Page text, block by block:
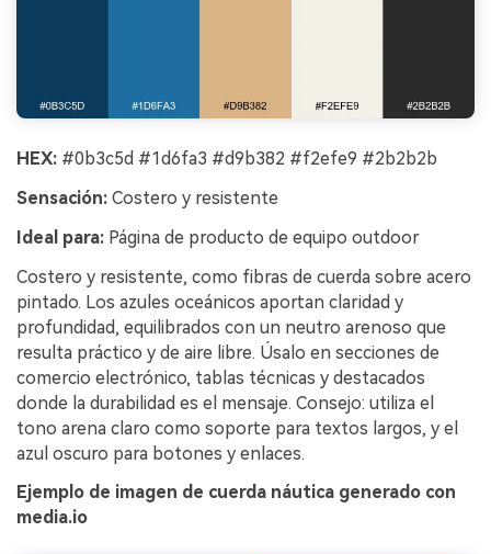
HEX: #0b3c5d #1d6fa3 #d9b382 #f2efe9 #2b2b2b
Sensación: Costero y resistente
Ideal para: Página de producto de equipo outdoor
Costero y resistente, como fibras de cuerda sobre acero
pintado. Los azules oceánicos aportan claridad y
profundidad, equilibrados con un neutro arenoso que
resulta práctico y de aire libre. Úsalo en secciones de
comercio electrónico, tablas técnicas y destacados
donde la durabilidad es el mensaje. Consejo: utiliza el
tono arena claro como soporte para textos largos, y el
azul oscuro para botones y enlaces.
Ejemplo de imagen de cuerda náutica generado con
media.io